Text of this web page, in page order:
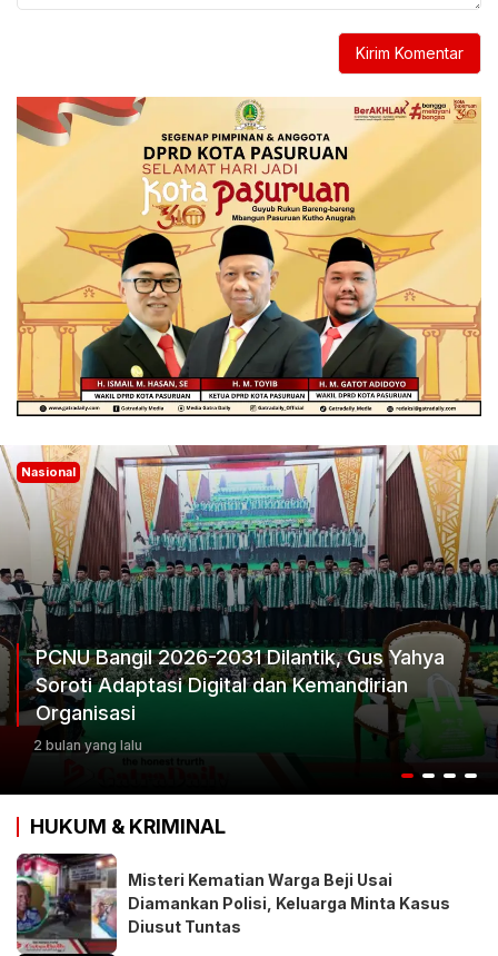
Nasional
Ketum Progib Dorong Rapimwil Jatim
Keputusan Terbaik
2 bulan yang lalu
HUKUM & KRIMINAL
Misteri Kematian Warga Beji Usai
Diamankan Polisi, Keluarga Minta Kasus
Diusut Tuntas